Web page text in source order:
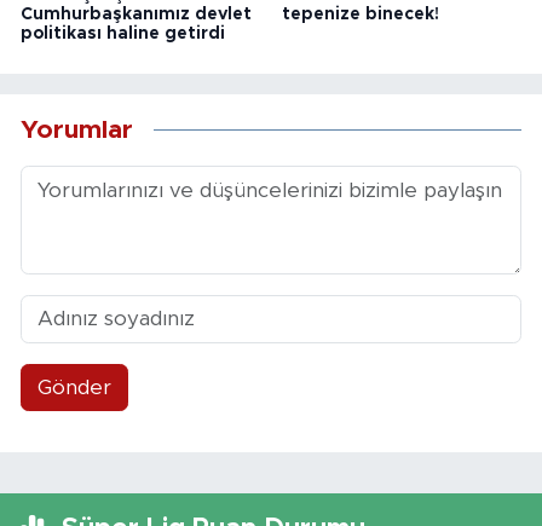
Cumhurbaşkanımız devlet
politikası haline getirdi
tepenize binecek!
Yorumlar
Gönder